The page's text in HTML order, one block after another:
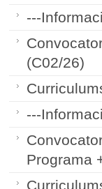
---
(C02/26)
---
Programa